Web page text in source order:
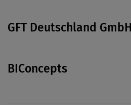
GFT Deutschland GmbH
BIConcepts